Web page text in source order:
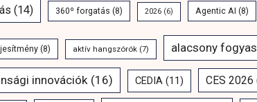
(14) 360º forgatás (8) 2026 (6) Agentic AI (8)
(8) aktív hangszórók (7) alacsony
innovációk (16) CEDIA (11) CES 2026